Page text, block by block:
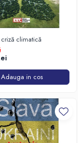
climatică
Adauga in cos